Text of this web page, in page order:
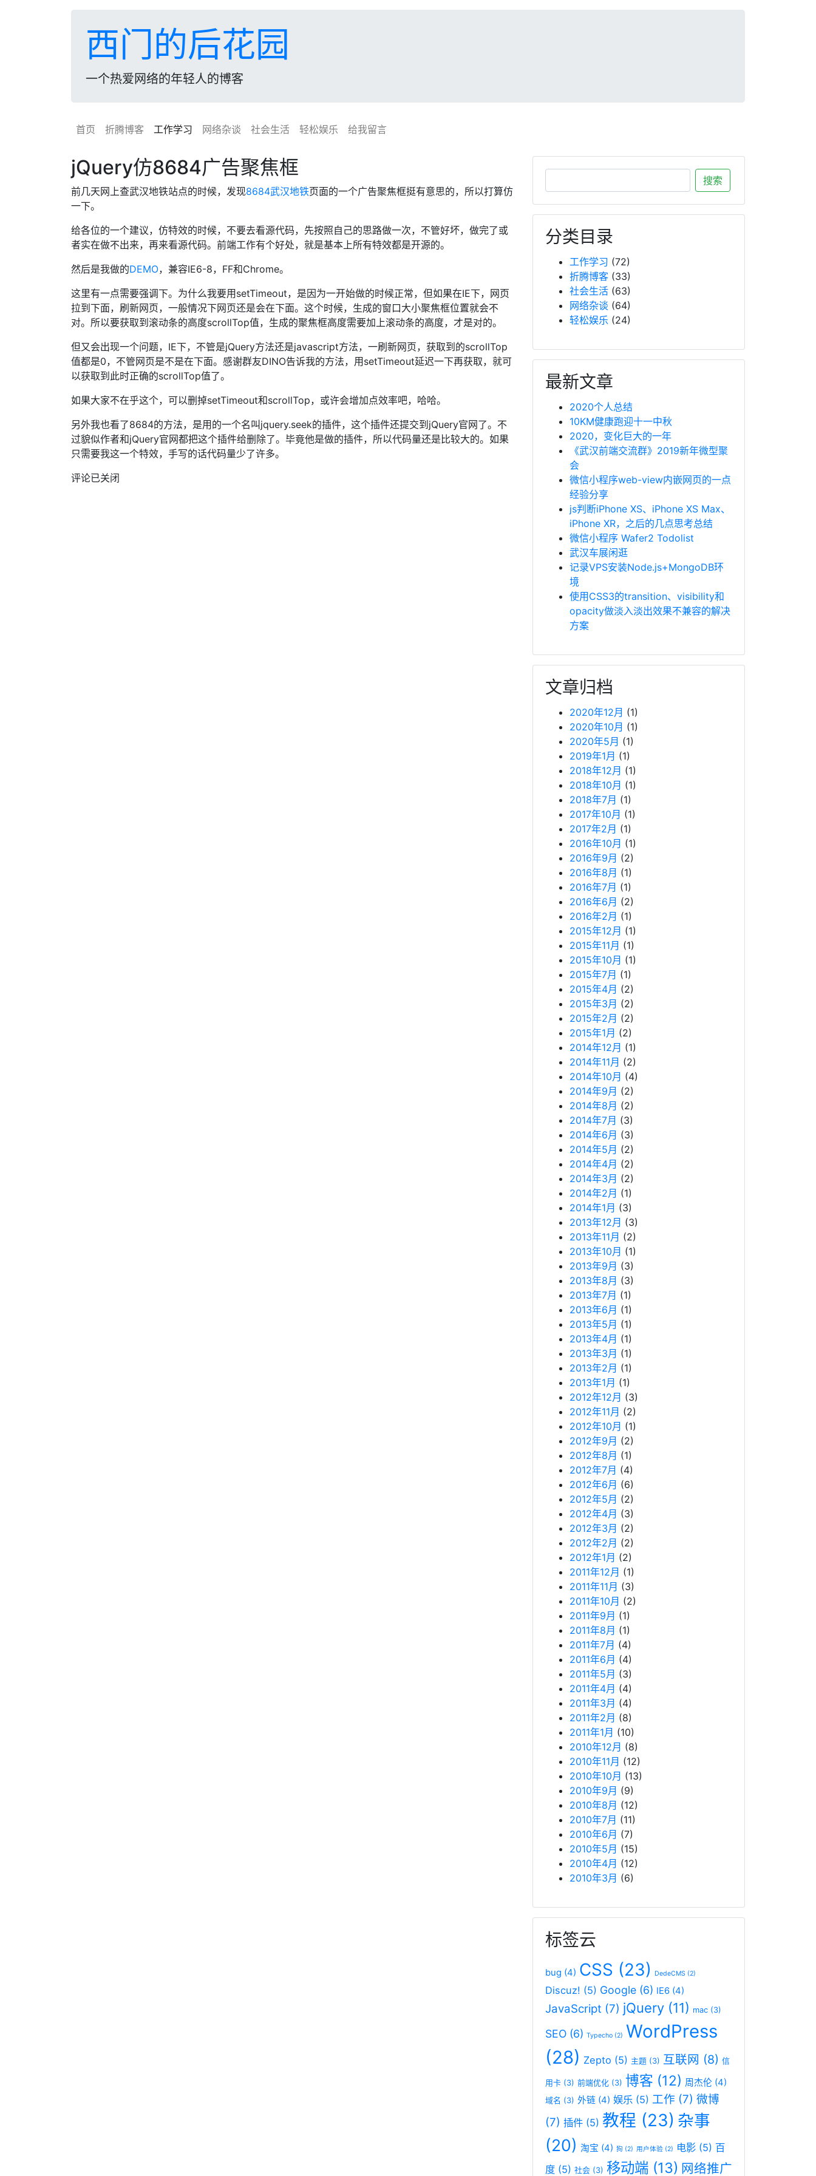
西门的后花园
一个热爱网络的年轻人的博客
首页 折腾博客 工作学习 网络杂谈 社会生活 轻松娱乐 给我留言
jQuery仿8684广告聚焦框
前几天网上查武汉地铁站点的时候，发现8684武汉地铁页面的一个广告聚焦框挺有意思的，所以打算仿
一下。
给各位的一个建议，仿特效的时候，不要去看源代码，先按照自己的思路做一次，不管好坏，做完了或
者实在做不出来，再来看源代码。前端工作有个好处，就是基本上所有特效都是开源的。
然后是我做的DEMO，兼容IE6-8，FF和Chrome。
这里有一点需要强调下。为什么我要用setTimeout，是因为一开始做的时候正常，但如果在IE下，网页
拉到下面，刷新网页，一般情况下网页还是会在下面。这个时候，生成的窗口大小聚焦框位置就会不
对。所以要获取到滚动条的高度scrollTop值，生成的聚焦框高度需要加上滚动条的高度，才是对的。
但又会出现一个问题，IE下，不管是jQuery方法还是javascript方法，一刷新网页，获取到的scrollTop
值都是0，不管网页是不是在下面。感谢群友DINO告诉我的方法，用setTimeout延迟一下再获取，就可
以获取到此时正确的scrollTop值了。
如果大家不在乎这个，可以删掉setTimeout和scrollTop，或许会增加点效率吧，哈哈。
另外我也看了8684的方法，是用的一个名叫jquery.seek的插件，这个插件还提交到jQuery官网了。不
过貌似作者和jQuery官网都把这个插件给删除了。毕竟他是做的插件，所以代码量还是比较大的。如果
只需要我这一个特效，手写的话代码量少了许多。
评论已关闭
分类目录
工作学习 (72)
折腾博客 (33)
社会生活 (63)
网络杂谈 (64)
轻松娱乐 (24)
最新文章
2020个人总结
10KM健康跑迎十一中秋
2020，变化巨大的一年
《武汉前端交流群》2019新年微型聚
会
微信小程序web-view内嵌网页的一点
经验分享
js判断iPhone XS、iPhone XS Max、
iPhone XR，之后的几点思考总结
微信小程序 Wafer2 Todolist
武汉车展闲逛
记录VPS安装Node.js+MongoDB环
境
使用CSS3的transition、visibility和
opacity做淡入淡出效果不兼容的解决
方案
文章归档
2020年12月 (1)
2020年10月 (1)
2020年5月 (1)
2019年1月 (1)
2018年12月 (1)
2018年10月 (1)
2018年7月 (1)
2017年10月 (1)
2017年2月 (1)
2016年10月 (1)
2016年9月 (2)
2016年8月 (1)
2016年7月 (1)
2016年6月 (2)
2016年2月 (1)
2015年12月 (1)
2015年11月 (1)
2015年10月 (1)
2015年7月 (1)
2015年4月 (2)
2015年3月 (2)
2015年2月 (2)
2015年1月 (2)
2014年12月 (1)
2014年11月 (2)
2014年10月 (4)
2014年9月 (2)
2014年8月 (2)
2014年7月 (3)
2014年6月 (3)
2014年5月 (2)
2014年4月 (2)
2014年3月 (2)
2014年2月 (1)
2014年1月 (3)
2013年12月 (3)
2013年11月 (2)
2013年10月 (1)
2013年9月 (3)
2013年8月 (3)
2013年7月 (1)
2013年6月 (1)
2013年5月 (1)
2013年4月 (1)
2013年3月 (1)
2013年2月 (1)
2013年1月 (1)
2012年12月 (3)
2012年11月 (2)
2012年10月 (1)
2012年9月 (2)
2012年8月 (1)
2012年7月 (4)
2012年6月 (6)
2012年5月 (2)
2012年4月 (3)
2012年3月 (2)
2012年2月 (2)
2012年1月 (2)
2011年12月 (1)
2011年11月 (3)
2011年10月 (2)
2011年9月 (1)
2011年8月 (1)
2011年7月 (4)
2011年6月 (4)
2011年5月 (3)
2011年4月 (4)
2011年3月 (4)
2011年2月 (8)
2011年1月 (10)
2010年12月 (8)
2010年11月 (12)
2010年10月 (13)
2010年9月 (9)
2010年8月 (12)
2010年7月 (11)
2010年6月 (7)
2010年5月 (15)
2010年4月 (12)
2010年3月 (6)
标签云
bug (4) CSS (23) DedeCMS (2)
Discuz! (5) Google (6) IE6 (4)
JavaScript (7) jQuery (11) mac (3)
SEO (6) Typecho (2) WordPress
(28) Zepto (5) 主题 (3) 互联网 (8) 信
用卡 (3) 前端优化 (3) 博客 (12) 周杰伦 (4)
域名 (3) 外链 (4) 娱乐 (5) 工作 (7) 微博
(7) 插件 (5) 教程 (23) 杂事
(20) 淘宝 (4) 狗 (2) 用户体验 (2) 电影 (5) 百
度 (5) 社会 (3) 移动端 (13) 网络推广